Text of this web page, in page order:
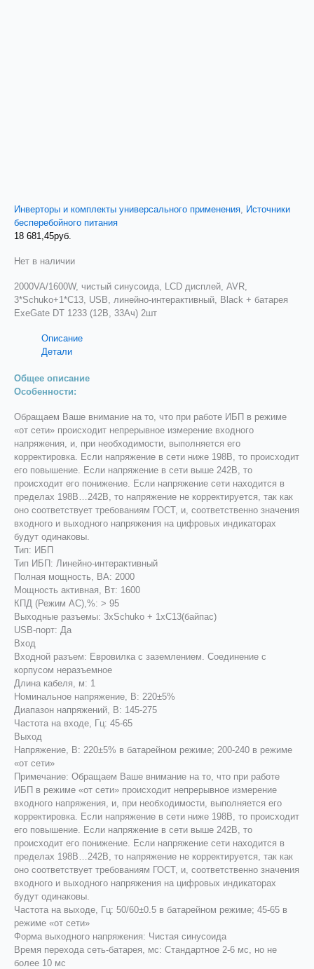
Инверторы и комплекты универсального применения
Источники
бесперебойного питания
18 681,45руб.
Нет в наличии
2000VA/1600W, чистый синусоида, LCD дисплей, AVR,
3*Schuko+1*C13, USB, линейно-интерактивный, Black + батарея
ExeGate DT 1233 (12В, 33Ач) 2шт
Описание
Детали
Общее описание
Особенности:
Обращаем Ваше внимание на то, что при работе ИБП в режиме
«от сети» происходит непрерывное измерение входного
напряжения, и, при необходимости, выполняется его
корректировка. Если напряжение в сети ниже 198В, то происходит
его повышение. Если напряжение в сети выше 242В, то
происходит его понижение. Если напряжение сети находится в
пределах 198В…242В, то напряжение не корректируется, так как
оно соответствует требованиям ГОСТ, и, соответственно значения
входного и выходного напряжения на цифровых индикаторах
будут одинаковы.
Тип: ИБП
Тип ИБП: Линейно-интерaктивный
Полная мощность, ВА: 2000
Мощность активная, Вт: 1600
КПД (Режим AC),%: > 95
Выходные разъемы: 3xSchuko + 1xC13(байпас)
USB-порт: Да
Вход
Входной разъем: Евровилка с заземлением. Соединение с
корпусом неразъемное
Длина кабеля, м: 1
Номинальное напряжение, В: 220±5%
Диапазон напряжений, В: 145-275
Частота на входе, Гц: 45-65
Выход
Напряжение, В: 220±5% в батарейном режиме; 200-240 в режиме
«от сети»
Примечание: Обращаем Ваше внимание на то, что при работе
ИБП в режиме «от сети» происходит непрерывное измерение
входного напряжения, и, при необходимости, выполняется его
корректировка. Если напряжение в сети ниже 198В, то происходит
его повышение. Если напряжение в сети выше 242В, то
происходит его понижение. Если напряжение сети находится в
пределах 198В…242В, то напряжение не корректируется, так как
оно соответствует требованиям ГОСТ, и, соответственно значения
входного и выходного напряжения на цифровых индикаторах
будут одинаковы.
Частота на выходе, Гц: 50/60±0.5 в батарейном режиме; 45-65 в
режиме «от сети»
Форма выходного напряжения: Чистая синусоида
Время перехода сеть-батарея, мс: Стандартное 2-6 мс, но не
более 10 мс